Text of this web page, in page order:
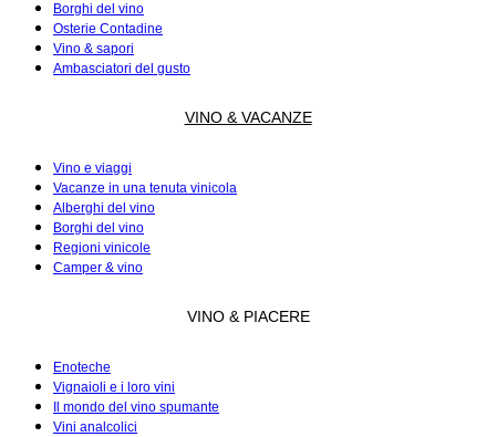
Borghi del vino
Osterie Contadine
Vino & sapori
Ambasciatori del gusto
VINO & VACANZE
Vino e viaggi
Vacanze in una tenuta vinicola
Alberghi del vino
Borghi del vino
Regioni vinicole
Camper & vino
VINO & PIACERE
Enoteche
Vignaioli e i loro vini
Il mondo del vino spumante
Vini analcolici